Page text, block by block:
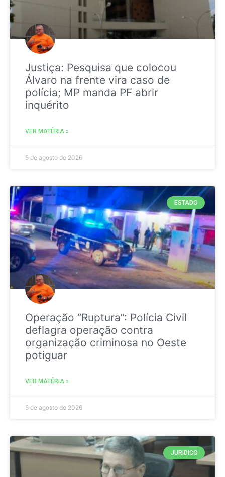
Justiça: Pesquisa que colocou
Álvaro na frente vira caso de
polícia; MP manda PF abrir
inquérito
VER MATÉRIA »
5 de agosto de 2026
ESTADO
Operação “Ruptura”: Polícia Civil
deflagra operação contra
organização criminosa no Oeste
potiguar
VER MATÉRIA »
5 de agosto de 2026
JURIDICO